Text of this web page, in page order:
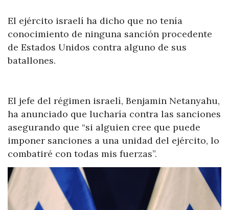
El ejército israelí ha dicho que no tenía
conocimiento de ninguna sanción procedente
de Estados Unidos contra alguno de sus
batallones.
El jefe del régimen israelí, Benjamin Netanyahu,
ha anunciado que lucharía contra las sanciones
asegurando que “si alguien cree que puede
imponer sanciones a una unidad del ejército, lo
combatiré con todas mis fuerzas”.